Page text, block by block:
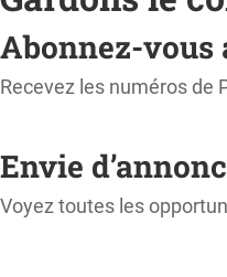
Abonnez-vous
Recevez les numéros de
Envie
Voyez toutes les